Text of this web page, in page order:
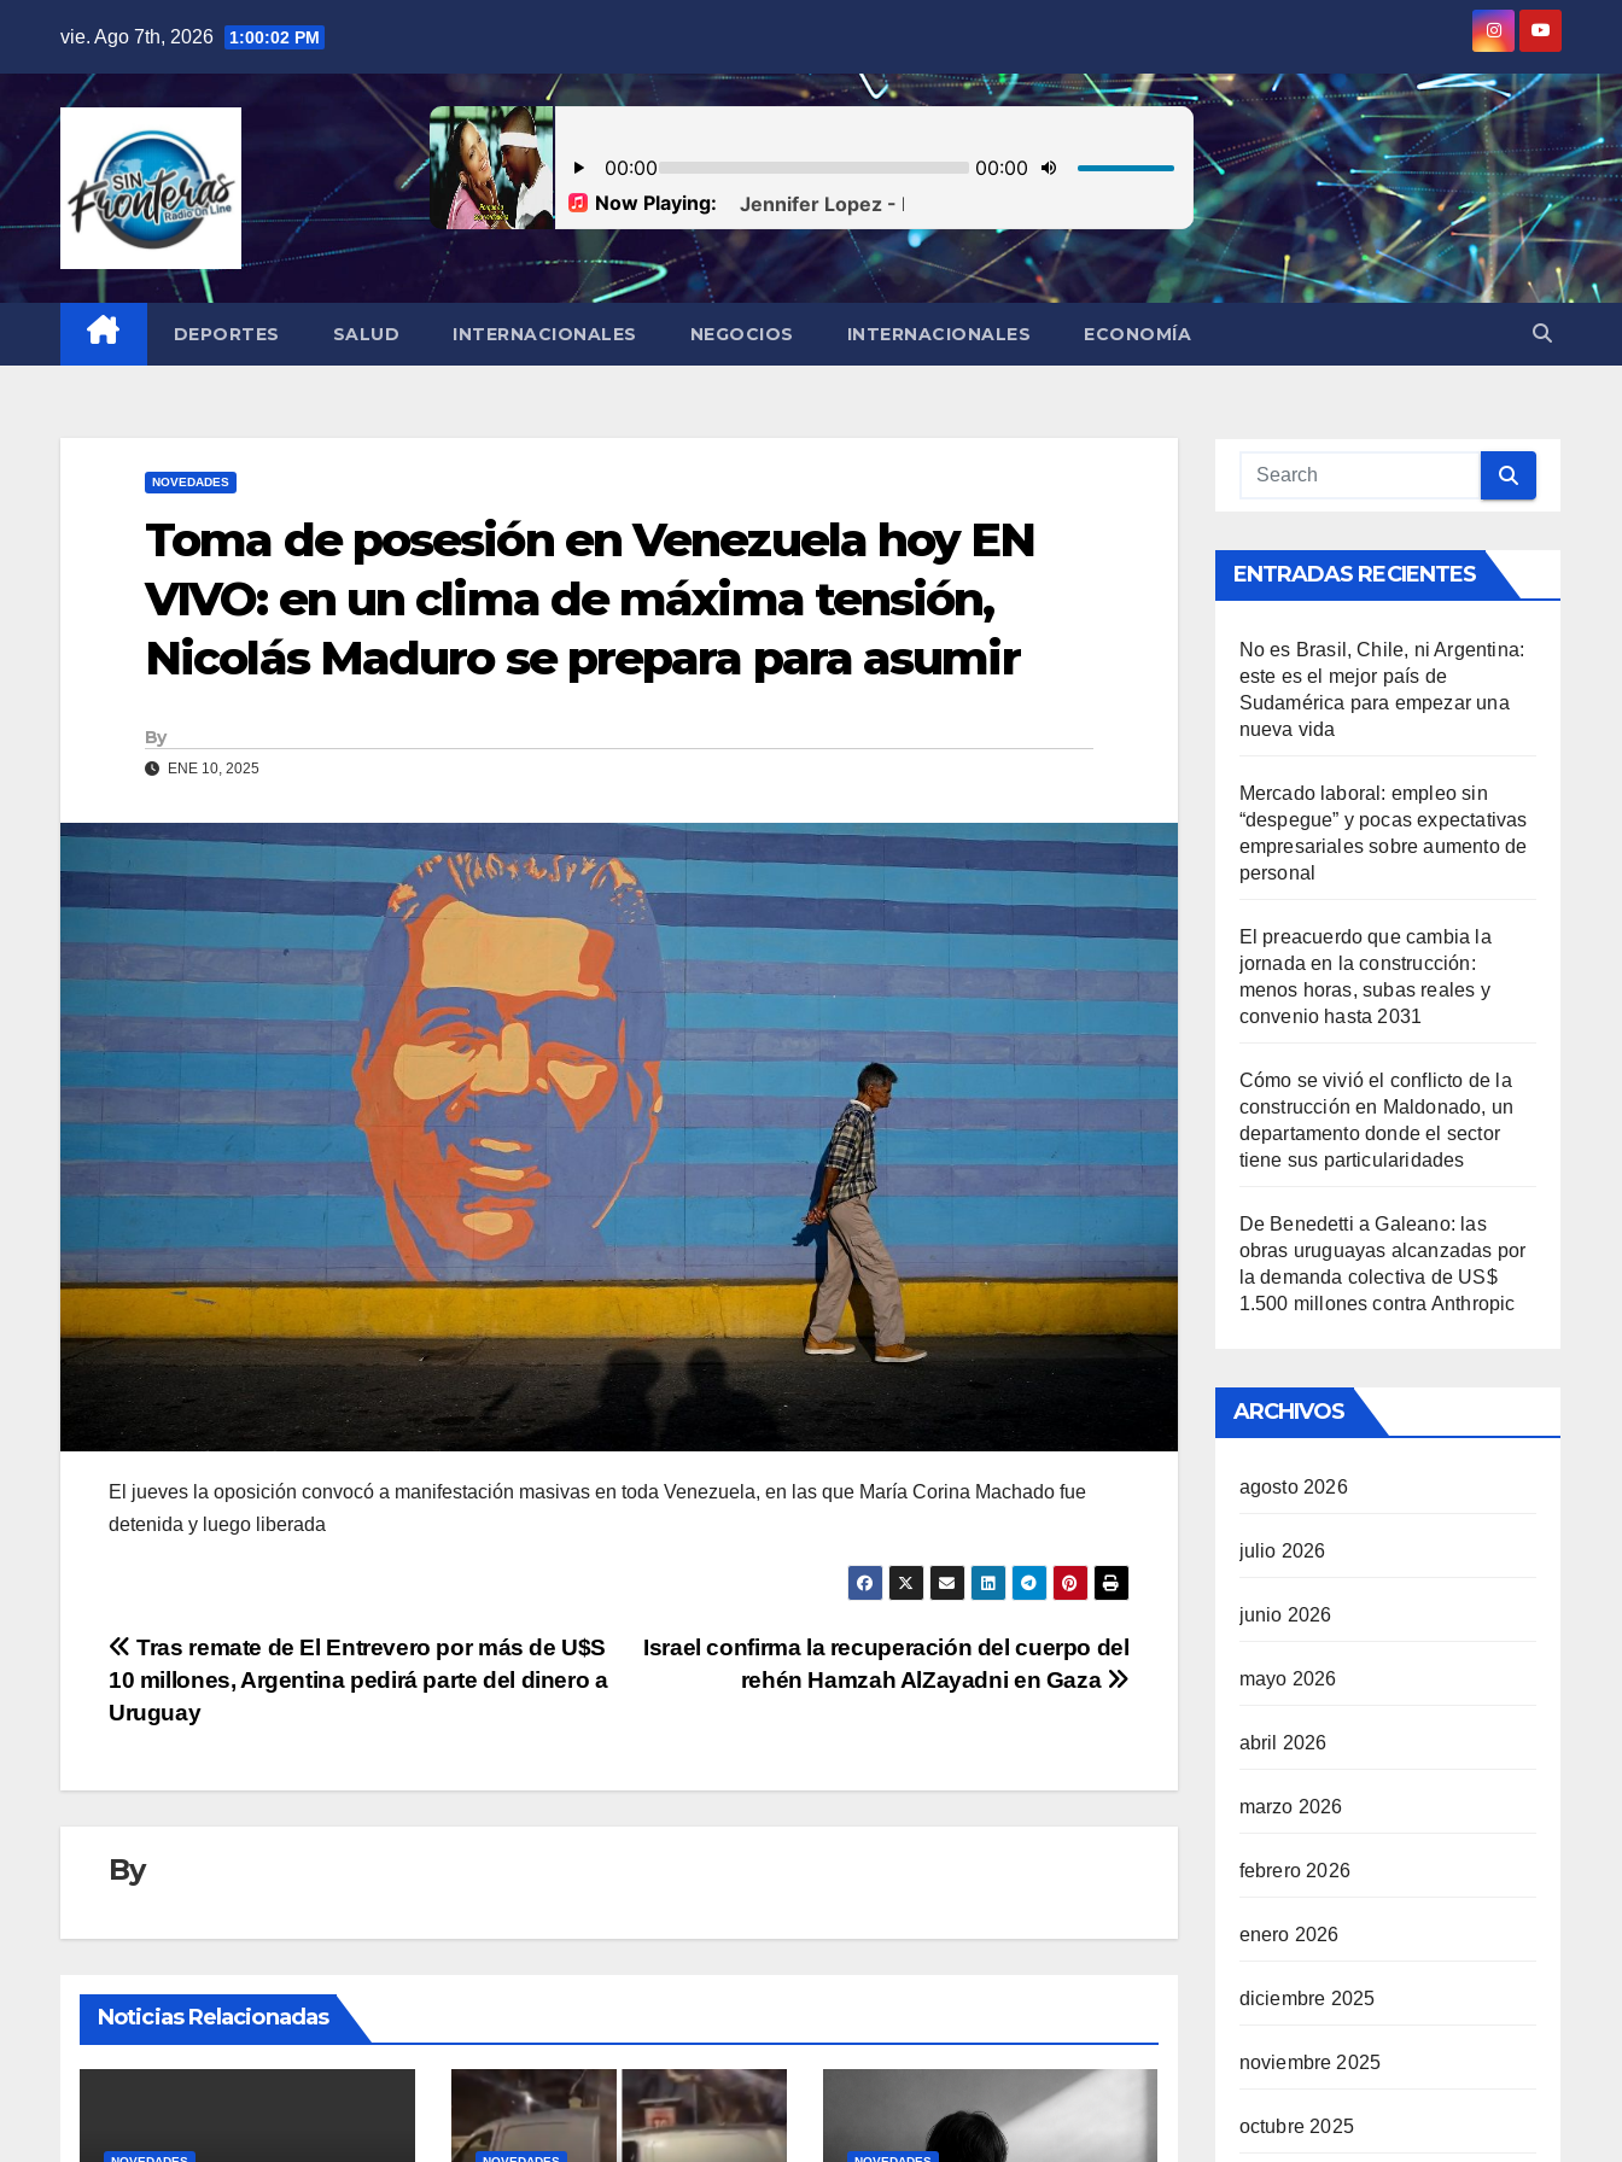
vie. Ago 7th, 2026 1:00:03 PM
DEPORTES SALUD INTERNACIONALES NEGOCIOS INTERNACIONALES ECONOMÍA
NOVEDADES
Toma de posesión en Venezuela hoy EN
VIVO: en un clima de máxima tensión,
Nicolás Maduro se prepara para asumir
By
ENE 10, 2025
El jueves la oposición convocó a manifestación masivas en toda Venezuela, en las que María Corina Machado fue
detenida y luego liberada
Navegación
de
Israel confirma la recuperación del cuerpo del
rehén Hamzah AlZayadni en Gaza
Tras remate de El Entrevero por más de U$S
10 millones, Argentina pedirá parte del dinero a
Uruguay
By
Noticias Relacionadas
ENTRADAS RECIENTES
No es Brasil, Chile, ni Argentina:
este es el mejor país de
Sudamérica para empezar una
nueva vida
Mercado laboral: empleo sin
“despegue” y pocas expectativas
empresariales sobre aumento de
personal
El preacuerdo que cambia la
jornada en la construcción:
menos horas, subas reales y
convenio hasta 2031
Cómo se vivió el conflicto de la
construcción en Maldonado, un
departamento donde el sector
tiene sus particularidades
De Benedetti a Galeano: las
obras uruguayas alcanzadas por
la demanda colectiva de US$
1.500 millones contra Anthropic
ARCHIVOS
agosto 2026
julio 2026
junio 2026
mayo 2026
abril 2026
marzo 2026
febrero 2026
enero 2026
diciembre 2025
noviembre 2025
octubre 2025